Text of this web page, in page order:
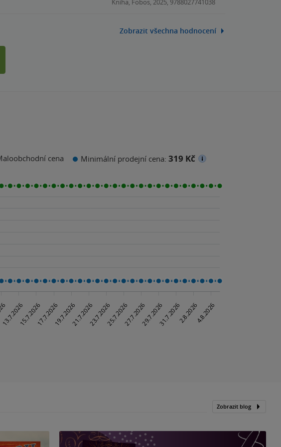
Autor výstižně popisuje pocity selhání, křivdy,
Kniha, Fobos, 2025, 9788027741038
Zobrazit všechna hodnocení
cena Minimální prodejní cena: 319 Kč
Zobrazit blog